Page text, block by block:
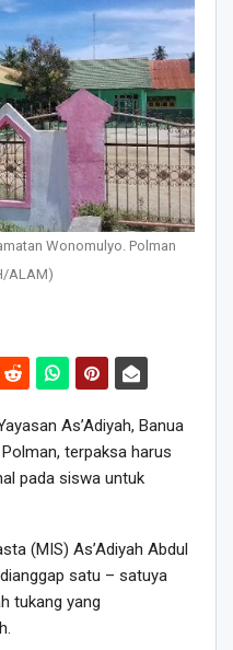
Wonomulyo. Polman
ALAM)
As’Adiyah, Banua
terpaksa harus
pada siswa untuk
(MIS) As’Adiyah Abdul
satu – satuya
tukang yang